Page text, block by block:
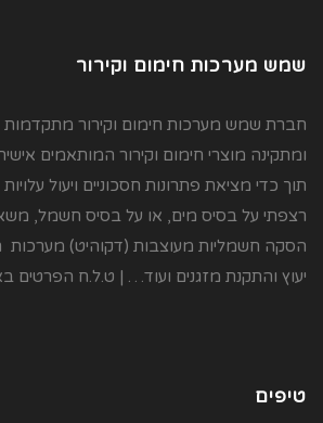
שמש מערכות חימום וקירור
חברת שמש מערכות חימום וקירור
ומתקינה מוצרי חימום וקירור המותאמים
תוך כדי מציאת פתרונות חסכוניים ויעול
רצפתי על בסיס מים, או על בסיס חשמל,
הסקה חשמליות מעוצבות (דקוהיט) מערכות
יעוץ והתקנת מזגנים ועוד… | ט.ל.ח
טיפים